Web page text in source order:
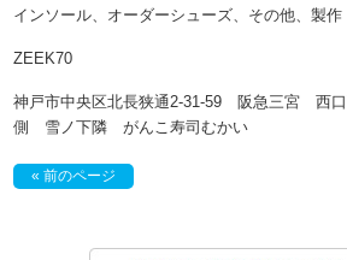
インソール、オーダーシューズ、その他、製
ZEEK70
神戸市中央区北長狭通2-31-59 阪急三宮 西
側 雪ノ下隣 がんこ寿司むかい
« 前のページ